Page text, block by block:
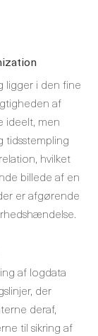
ligger i den fine
af
ideelt, men
tidsstempling
hvilket
billede af en
er afgørende
af logdata
der
deraf,
til sikring af